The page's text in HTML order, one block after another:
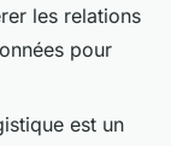
les relations
pour
est un